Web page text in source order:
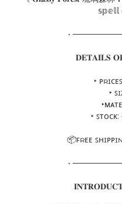
•
𝐃𝐄𝐓𝐀𝐈𝐋𝐒
‣
‣
‣
📦ꜰʀᴇᴇ
•